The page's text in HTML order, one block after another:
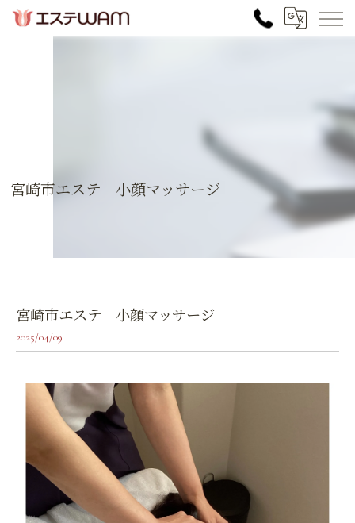
宮崎市エステ 小顔マッサージ
宮崎市エステ 小顔マッサージ
2025/04/09